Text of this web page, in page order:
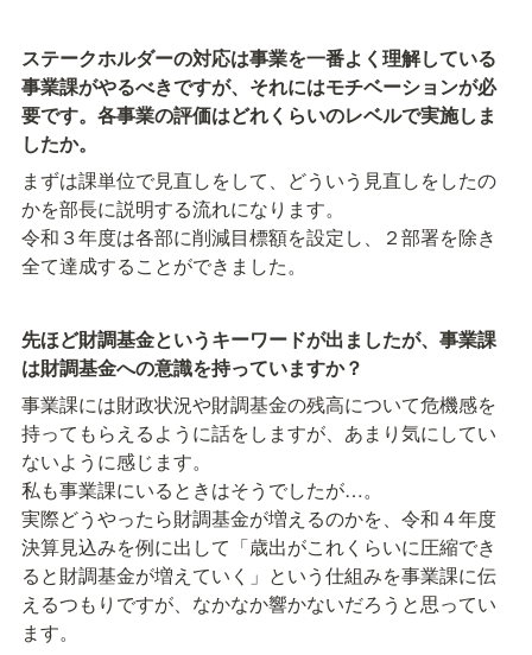
ステークホルダーの対応は事業を一番よく理解している
事業課がやるべきですが、それにはモチベーションが必
要です。各事業の評価はどれくらいのレベルで実施しま
したか。
まずは課単位で見直しをして、どういう見直しをしたの
かを部長に説明する流れになります。
令和３年度は各部に削減目標額を設定し、２部署を除き
全て達成することができました。
先ほど財調基金というキーワードが出ましたが、事業課
は財調基金への意識を持っていますか？
事業課には財政状況や財調基金の残高について危機感を
持ってもらえるように話をしますが、あまり気にしてい
ないように感じます。
私も事業課にいるときはそうでしたが…。
実際どうやったら財調基金が増えるのかを、令和４年度
決算見込みを例に出して「歳出がこれくらいに圧縮でき
ると財調基金が増えていく」という仕組みを事業課に伝
えるつもりですが、なかなか響かないだろうと思ってい
ます。